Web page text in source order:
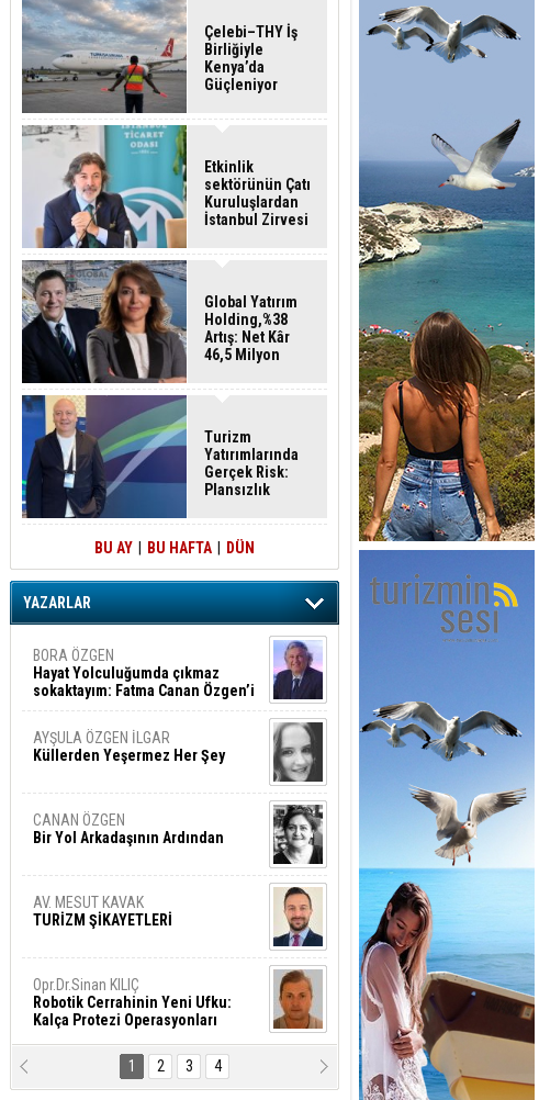
Çelebi–THY İş
Birliğiyle
Kenya’da
Güçleniyor
Etkinlik
sektörünün Çatı
Kuruluşlardan
İstanbul Zirvesi
Global Yatırım
Holding,%38
Artış: Net Kâr
46,5 Milyon
Turizm
Yatırımlarında
Gerçek Risk:
Plansızlık
BU AY BU HAFTA DÜN
YAZARLAR
BORA ÖZGEN
Hayat Yolculuğumda çıkmaz
sokaktayım: Fatma Canan Özgen’i
Anıyorum
AYŞULA ÖZGEN İLGAR
Küllerden Yeşermez Her Şey
CANAN ÖZGEN
Bir Yol Arkadaşının Ardından
AV. MESUT KAVAK
TURİZM ŞİKAYETLERİ
Opr.Dr.Sinan KILIÇ
Robotik Cerrahinin Yeni Ufku:
Kalça Protezi Operasyonları
RAMAZAN BAŞAN
Artık Şaşırmayacağız
1 2 3 4